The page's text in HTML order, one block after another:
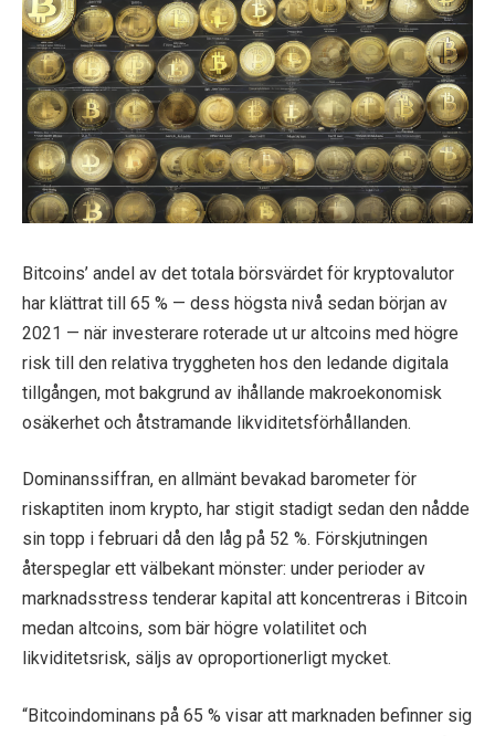
Bitcoins’ andel av det totala börsvärdet för kryptovalutor
har klättrat till 65 % — dess högsta nivå sedan början av
2021 — när investerare roterade ut ur altcoins med högre
risk till den relativa tryggheten hos den ledande digitala
tillgången, mot bakgrund av ihållande makroekonomisk
osäkerhet och åtstramande likviditetsförhållanden.
Dominanssiffran, en allmänt bevakad barometer för
riskaptiten inom krypto, har stigit stadigt sedan den nådde
sin topp i februari då den låg på 52 %. Förskjutningen
återspeglar ett välbekant mönster: under perioder av
marknadsstress tenderar kapital att koncentreras i Bitcoin
medan altcoins, som bär högre volatilitet och
likviditetsrisk, säljs av oproportionerligt mycket.
“Bitcoindominans på 65 % visar att marknaden befinner sig